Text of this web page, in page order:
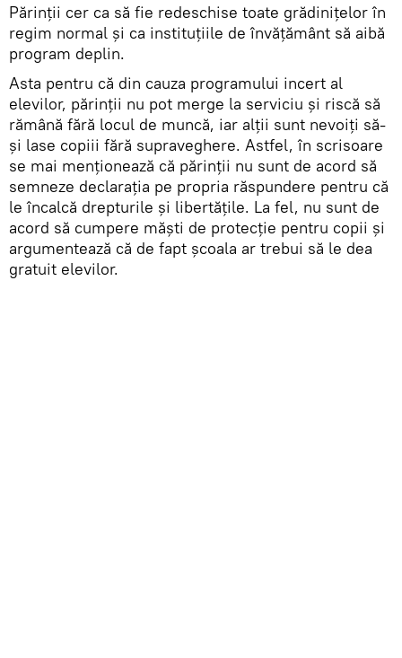
Părinții cer ca să fie redeschise toate grădinițelor în
regim normal și ca instituțiile de învățământ să aibă
program deplin.
Asta pentru că din cauza programului incert al
elevilor, părinții nu pot merge la serviciu și riscă să
rămână fără locul de muncă, iar alții sunt nevoiți să-
și lase copiii fără supraveghere. Astfel, în scrisoare
se mai menționează că părinții nu sunt de acord să
semneze declarația pe propria răspundere pentru că
le încalcă drepturile și libertățile. La fel, nu sunt de
acord să cumpere măști de protecție pentru copii și
argumentează că de fapt școala ar trebui să le dea
gratuit elevilor.